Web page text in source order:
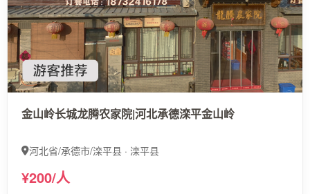
金山岭长城龙腾农家院|河北承德滦平金山岭
河北省/承德市/滦平县 · 滦平县
¥200/人